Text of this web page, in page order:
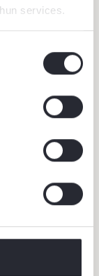
services.